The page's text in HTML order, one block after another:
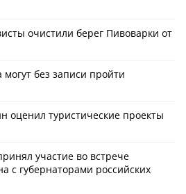
очистили берег Пивоварки от
без записи пройти
оценил туристические проекты
участие во встрече
с губернаторами российских